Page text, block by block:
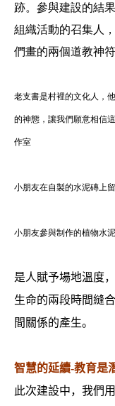
跡。參與建設的結
組織活動的召集人
們畫的兩個道教神符
老支書是村裡的文化人，
的神態，讓我們願意相信
作室
小朋友在自製的水泥磚上
小朋友參與制作的植物水
是人賦予場地溫度
生命的兩段時間縫
間關係的產生。
智慧的延續-教育是
此次建設中，我們